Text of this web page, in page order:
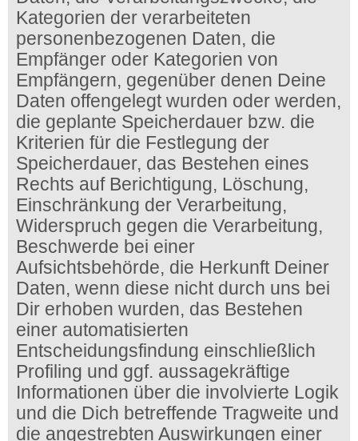
Kategorien der verarbeiteten
personenbezogenen Daten, die
Empfänger oder Kategorien von
Empfängern, gegenüber denen Deine
Daten offengelegt wurden oder werden,
die geplante Speicherdauer bzw. die
Kriterien für die Festlegung der
Speicherdauer, das Bestehen eines
Rechts auf Berichtigung, Löschung,
Einschränkung der Verarbeitung,
Widerspruch gegen die Verarbeitung,
Beschwerde bei einer
Aufsichtsbehörde, die Herkunft Deiner
Daten, wenn diese nicht durch uns bei
Dir erhoben wurden, das Bestehen
einer automatisierten
Entscheidungsfindung einschließlich
Profiling und ggf. aussagekräftige
Informationen über die involvierte Logik
und die Dich betreffende Tragweite und
die angestrebten Auswirkungen einer